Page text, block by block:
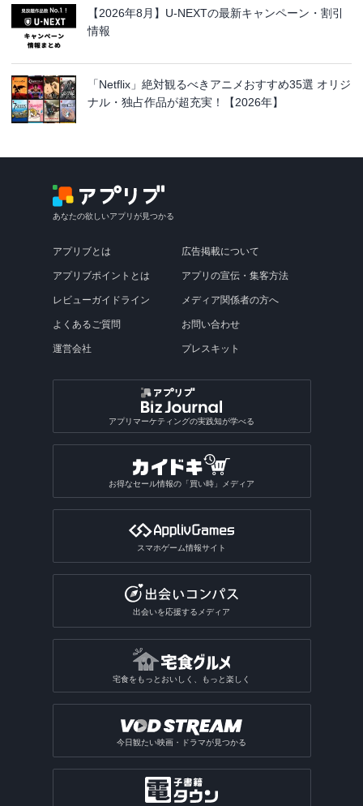
【2026年8月】U-NEXTの最新キャンペーン・割引
情報
「Netflix」絶対観るべきアニメおすすめ35選 オリジ
ナル・独占作品が超充実！【2026年】
あなたの欲しいアプリが見つかる
アプリブとは
アプリブポイントとは
レビューガイドライン
よくあるご質問
運営会社
広告掲載について
アプリの宣伝・集客方法
メディア関係者の方へ
お問い合わせ
プレスキット
アプリマーケティングの実践知が学べる
お得なセール情報の「買い時」メディア
スマホゲーム情報サイト
出会いを応援するメディア
宅食をもっとおいしく、もっと楽しく
今日観たい映画・ドラマが見つかる